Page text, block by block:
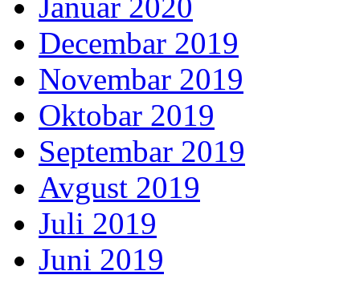
Januar 2020
Decembar 2019
Novembar 2019
Oktobar 2019
Septembar 2019
Avgust 2019
Juli 2019
Juni 2019